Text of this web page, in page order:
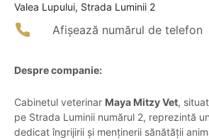
Valea Lupului, Strada Luminii 2
Afișează numărul de telefon
Despre companie:
Cabinetul veterinar Maya Mitzy Vet,
pe Strada Luminii numărul 2, reprezintă
dedicat îngrijirii și menținerii sănătății